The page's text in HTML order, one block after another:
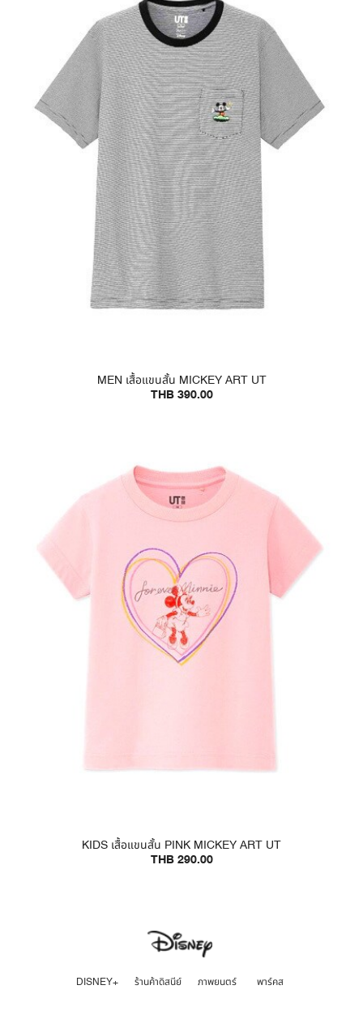
MEN เสื้อแขนสั้น MICKEY ART UT
THB 390.00
KIDS เสื้อแขนสั้น PINK MICKEY ART UT
THB 290.00
DISNEY+ ร้านค้าดิสนีย์ ภาพยนตร์ พาร์คส